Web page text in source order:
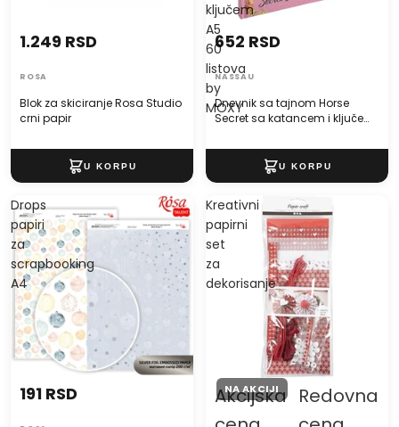
Blok za skiciranje Rosa Studio
crni papir
1.249 RSD
ROSA
ključem
A5
60
listova
by
MOXY
Dnevnik sa tajnom Horse
Secret sa katancem i ključem
652 RSD
NASSAU
Drops
papiri
za
scrapbooking
A4
191 RSD
Kreativni
papirni
set
za
dekorisanje
NA AKCIJI
Akcijska Redovna